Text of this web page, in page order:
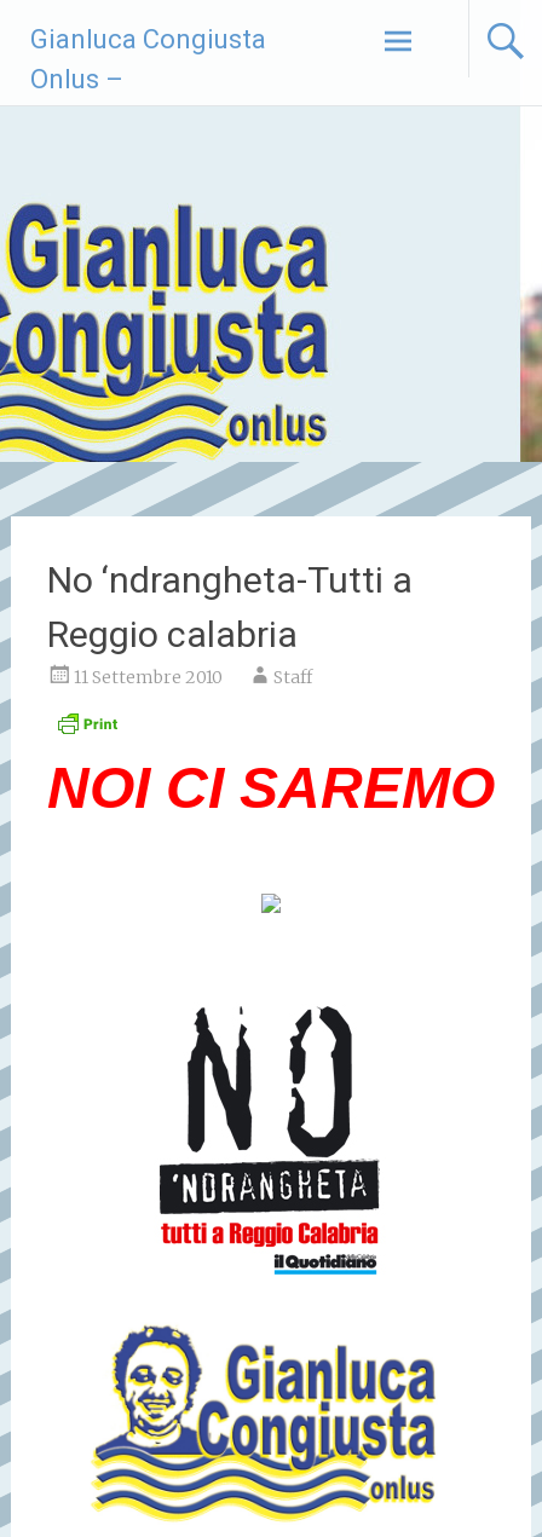
contenuto
Gianluca Congiusta
Onlus –
No ‘ndrangheta-Tutti a
Reggio calabria
11 Settembre 2010 Staff
NOI CI SAREMO